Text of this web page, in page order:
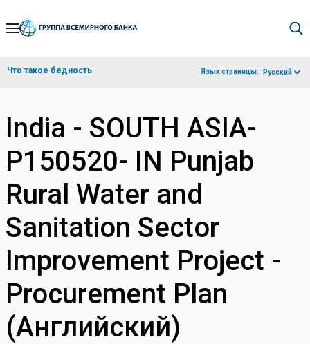
Skip
Navigation
Что такое бедность Язык страницы: Русский
India - SOUTH ASIA-
P150520- IN Punjab
Rural Water and
Sanitation Sector
Improvement Project -
Procurement Plan
(Английский)